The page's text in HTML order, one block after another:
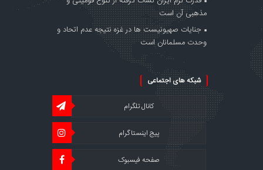
مذهبی آن است
جنایات صهیونیست ها در غزه نتیجه عدم اتحاد و
وحدت مسلمانان است
شبکه های اجتماعی
کانال تلگرام
پیج اینستاگرام
صفحه فیسبوک